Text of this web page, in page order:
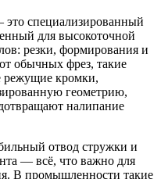
специализированный
для высокоточной
резки, формирования и
обычных фрез, такие
режущие кромки,
геометрию,
налипание
отвод стружки и
— всё, что важно для
В промышленности такие